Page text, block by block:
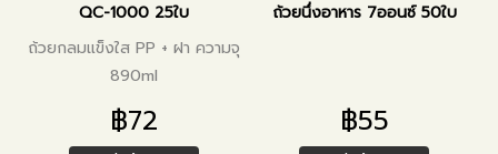
QC-1000 25ใบ
ถ้วยกลมแข็งใส PP + ฝา ความจุ
890ml
฿72
ถ้วยนึ่งอาหาร 7ออนซ์ 50ใบ
฿55